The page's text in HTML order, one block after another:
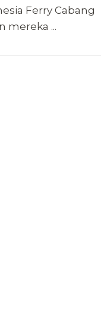
Ferry Cabang
mereka ...